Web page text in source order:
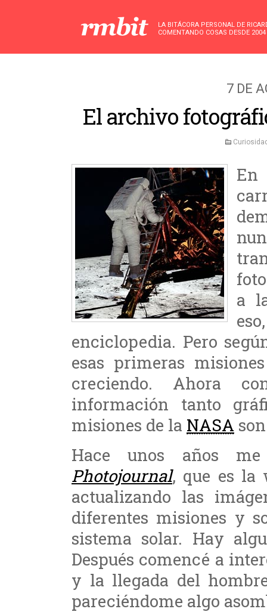
LA BITÁCORA PERSONAL DE
COMENTANDO COSAS DESDE 2004
7 DE
El archivo
En
a
enciclopedia. Pero
esas primeras
creciendo. Ahora
información tanto
misiones de la NASA
Hace unos años
Photojournal, que es la
actualizando las
diferentes misiones y
sistema solar. Hay
Después comencé a
y la llegada del
pareciéndome algo